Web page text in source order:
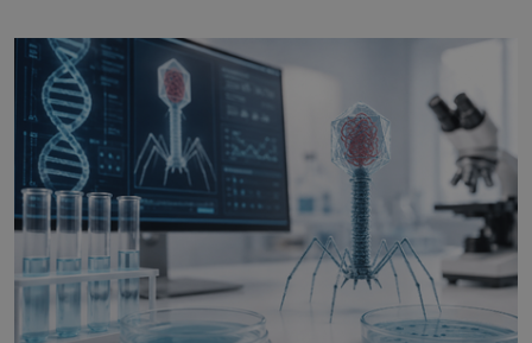
nedávno přečetli. Je to opravdu tak, s věkem jako
kdyby se paměť rozhodla stávkovat. Cvičte